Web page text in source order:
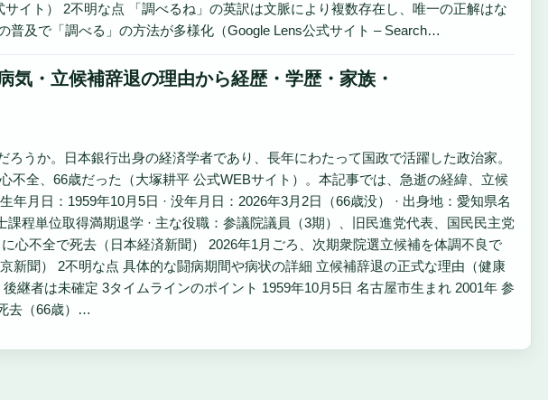
イト） 2不明な点 「調べるね」の英訳は文脈により複数存在し、唯一の正解はな
普及で「調べる」の方法が多様化（Google Lens公式サイト – Search…
・立候補辞退の理由から経歴・学歴・家族・
うか。日本銀行出身の経済学者であり、長年にわたって国政で活躍した政治家。
全、66歳だった（大塚耕平 公式WEBサイト）。本記事では、急逝の経緯、立候
月日：1959年10月5日 · 没年月日：2026年3月2日（66歳没） · 出身地：愛知県名
程単位取得満期退学 · 主な役職：参議院議員（3期）、旧民進党代表、国民民主党
心不全で死去（日本経済新聞） 2026年1月ごろ、次期衆院選立候補を体調不良で
新聞） 2不明な点 具体的な闘病期間や病状の詳細 立候補辞退の正式な理由（健康
継者は未確定 3タイムラインのポイント 1959年10月5日 名古屋市生まれ 2001年 参
去（66歳）…